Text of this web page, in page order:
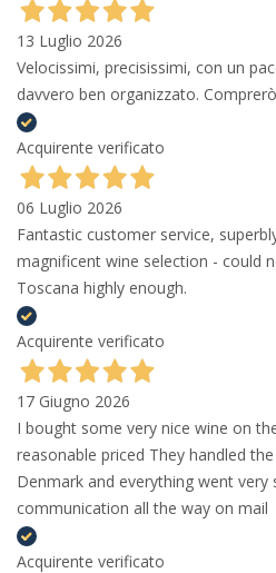
13 Luglio 2026
Velocissimi, precisissimi, con un
davvero ben organizzato.
Acquirente verificato
06 Luglio 2026
Fantastic customer service,
magnificent wine selection - could
Toscana highly enough.
Acquirente verificato
17 Giugno 2026
I bought some very nice wine on
reasonable priced They handled
Denmark and everything went
communication all the way on mail
Acquirente verificato